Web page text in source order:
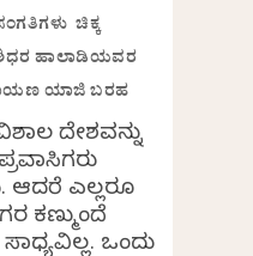
ಚಿಕ್ಕ
ಹಾಲಾಡಿಯವರ
ಯಾಜಿ ಬರಹ
ದೇಶವನ್ನು
ಆದರೆ ಎಲ್ಲರೂ
ಕಣ್ಮುಂದೆ
ಒಂದು